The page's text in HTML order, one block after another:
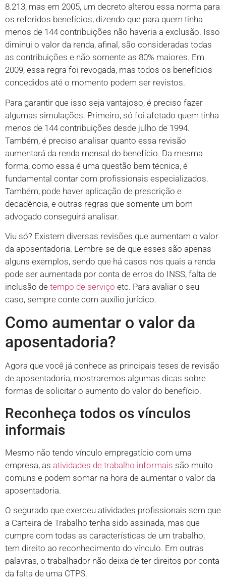
8.213, mas em 2005, um decreto alterou essa norma para
os referidos benefícios, dizendo que para quem tinha
menos de 144 contribuições não haveria a exclusão. Isso
diminui o valor da renda, afinal, são consideradas todas
as contribuições e não somente as 80% maiores. Em
2009, essa regra foi revogada, mas todos os benefícios
concedidos até o momento podem ser revistos.
Para garantir que isso seja vantajoso, é preciso fazer
algumas simulações. Primeiro, só foi afetado quem tinha
menos de 144 contribuições desde julho de 1994.
Também, é preciso analisar quanto essa revisão
aumentará da renda mensal do benefício. Da mesma
forma, como essa é uma questão bem técnica, é
fundamental contar com profissionais especializados.
Também, pode haver aplicação de prescrição e
decadência, e outras regras que somente um bom
advogado conseguirá analisar.
Viu só? Existem diversas revisões que aumentam o valor
da aposentadoria. Lembre-se de que esses são apenas
alguns exemplos, sendo que há casos nos quais a renda
pode ser aumentada por conta de erros do INSS, falta de
inclusão de tempo de serviço etc. Para avaliar o seu
caso, sempre conte com auxílio jurídico.
Como aumentar o valor da
aposentadoria?
Agora que você já conhece as principais teses de revisão
de aposentadoria, mostraremos algumas dicas sobre
formas de solicitar o aumento do valor do benefício.
Reconheça todos os vínculos
informais
Mesmo não tendo vínculo empregatício com uma
empresa, as atividades de trabalho informais são muito
comuns e podem somar na hora de aumentar o valor da
aposentadoria.
O segurado que exerceu atividades profissionais sem que
a Carteira de Trabalho tenha sido assinada, mas que
cumpre com todas as características de um trabalho,
tem direito ao reconhecimento do vínculo. Em outras
palavras, o trabalhador não deixa de ter direitos por conta
da falta de uma CTPS.